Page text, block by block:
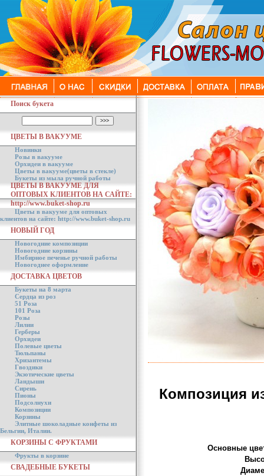
Поиск букета
ЦВЕТЫ В ВАКУУМЕ
Новинки
Розы в вакууме
Орхидеи в вакууме
Цветы в вакууме(цветы в стекле)
Букеты из мыла ручной работы
ЦВЕТЫ В ВАКУУМЕ ДЛЯ
ОПТОВЫХ КЛИЕНТОВ НА САЙТЕ:
http://www.buket-shop.ru
Цветы в вакууме для оптовых
клиентов на сайте: http://www.buket-shop.ru
НОВЫЙ ГОД
Новогодние композиции
Новогодние корзины
Имбирное печенье ручной работы
Новогоднее оформление
ДОСТАВКА ЦВЕТОВ
Букеты на 8 марта
Сердца из роз
51 Роза
101 Роза
Розы
Лилии
Герберы
Орхидеи
Полевые цветы
Тюльпаны
Хризантемы
Гвоздики
Экзотические цветы
Ландыши
Сирень
Пионы
Подсолнухи
Композиции
Корзины
Элитные шоколадные конфеты из
Бельгии, Италии.
КОРЗИНЫ С ФРУКТАМИ
Фрукты в корзине
СВАДЕБНЫЕ БУКЕТЫ
Композиция
Основные